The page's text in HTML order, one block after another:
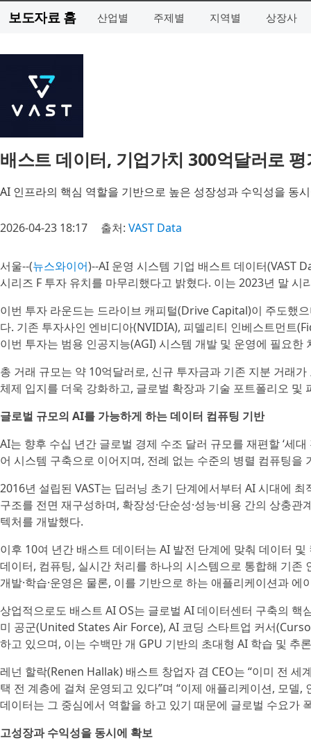
보도자료 홈 산업별 주제별 지역별 상장사
배스트 데이터, 기업가치 300억달러로
AI 인프라의 핵심 역할을 기반으로 높은 성장성과 수익성을 동
2026-04-23 18:17 출처: VAST Data
서울--(뉴스와이어)--AI 운영 시스템 기업 배스트 데이터(VAST
시리즈 F 투자 유치를 마무리했다고 밝혔다. 이는 2023년 말
이번 투자 라운드는 드라이브 캐피털(Drive Capital)이 주도했
다. 기존 투자사인 엔비디아(NVIDIA), 피델리티 인베스트먼트
이번 투자는 범용 인공지능(AGI) 시스템 개발 및 운영에 필요
총 거래 규모는 약 10억달러로, 신규 투자금과 기존 지분 거래
체제 입지를 더욱 강화하고, 글로벌 확장과 기술 포트폴리오
글로벌 규모의 AI를 가능하게 하는 데이터 컴퓨팅 기반
AI는 향후 수십 년간 글로벌 경제 수조 달러 규모를 재편할 ‘세
어 시스템 구축으로 이어지며, 전례 없는 수준의 병렬 컴퓨팅
2016년 설립된 VAST는 딥러닝 초기 단계에서부터 AI 시대에
구조를 전면 재구성하며, 확장성·단순성·성능·비용 간의 상
텍처를 개발했다.
이후 10여 년간 배스트 데이터는 AI 발전 단계에 맞춰 데이터
데이터, 컴퓨팅, 실시간 처리를 하나의 시스템으로 통합해 기
개발·학습·운영은 물론, 이를 기반으로 하는 애플리케이션과
상업적으로도 배스트 AI OS는 글로벌 AI 데이터센터 구축의
미 공군(United States Air Force), AI 코딩 스타트업 커서
하고 있으며, 이는 수백만 개 GPU 기반의 초대형 AI 학습 및 추
레넌 할락(Renen Hallak) 배스트 창업자 겸 CEO는 “이미 전
택 전 계층에 걸쳐 운영되고 있다”며 “이제 애플리케이션, 모
데이터는 그 중심에서 역할을 하고 있기 때문에 글로벌 수요가
고성장과 수익성을 동시에 확보